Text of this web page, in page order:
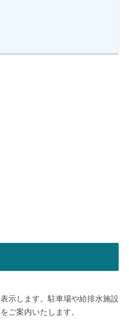
示します。駐車場や給排水施設
ご案内いたします。